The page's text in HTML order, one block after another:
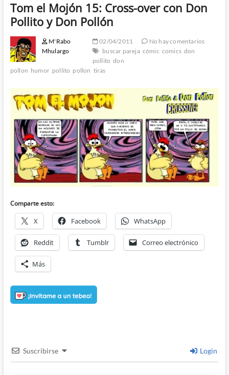
Tom el Mojón 15: Cross-over con Don
Pollito y Don Pollón
M'Rabo
Mhulargo
02/04/2011
No hay comentarios
buscar pareja cómic comics don
pollito don
pollon humor pollito pollon tiras
Comparte esto:
X Facebook WhatsApp
Reddit Tumblr Correo electrónico
Más
Suscribirse Login